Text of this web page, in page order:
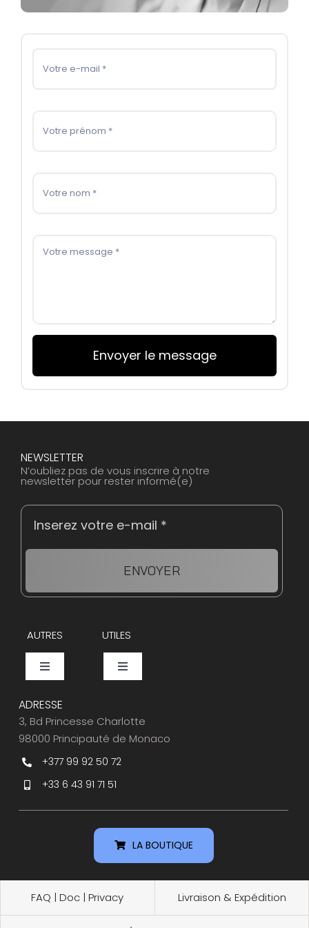
Envoyer le message
NEWSLETTER
N’oubliez pas de vous inscrire à notre
newsletter pour rester informé(e)
ENVOYER
AUTRES
Toggle
Events
Caviar Bar
Nos Partenaires
UTILES
Toggle
Espace Presse
Service Clients
Ou nous trouver
ADRESSE
3, Bd Princesse Charlotte
98000 Principauté de Monaco
+377 99 92 50 72
+33 6 43 91 71 51
LA BOUTIQUE
FAQ |Doc |Privacy Livraison & Expédition